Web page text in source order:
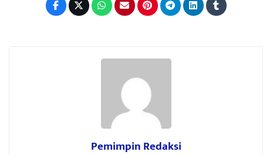
Pemimpin Redaksi